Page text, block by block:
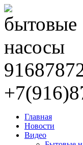
Главная
Новости
Видео